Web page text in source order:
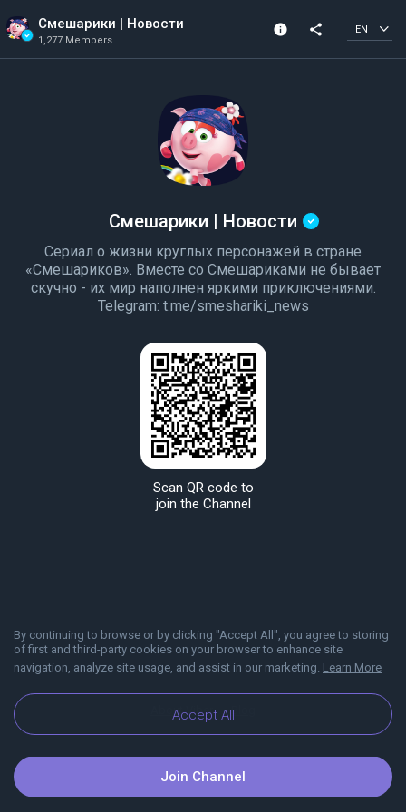
Смешарики | Новости
1,277 Members
info
1,277 Members
share EN
By continuing to browse or by clicking "Accept All", you agree to storing
of first and third-party cookies on your browser to enhance site
navigation, analyze site usage, and assist in our marketing. Learn More
Accept All
Смешарики | Новости
Сериал о жизни круглых персонажей в стране
«Смешариков». Вместе со Смешариками не бывает
скучно - их мир наполнен яркими приключениями.
Telegram: t.me/smeshariki_news
Scan QR code to
join the Channel
About Viber Blog
Join Channel